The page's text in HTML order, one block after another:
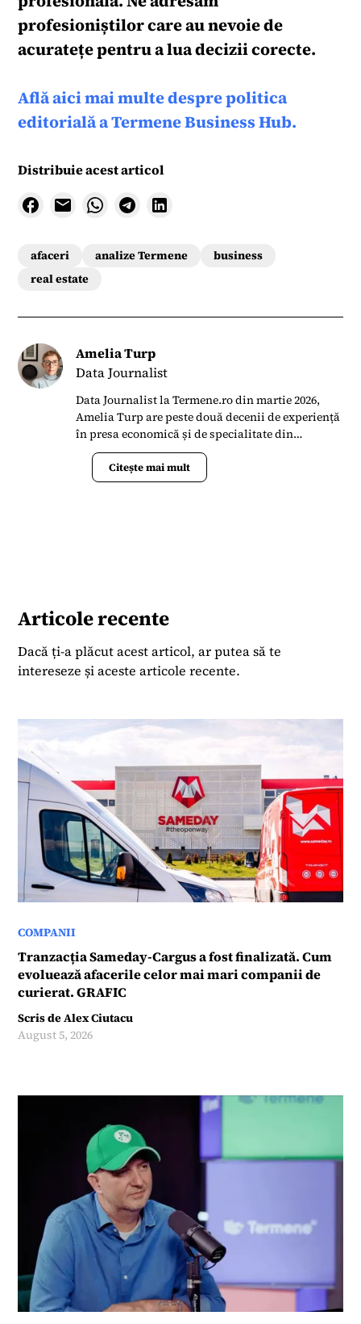
profesioniștilor care au nevoie de
acuratețe pentru a lua decizii corecte.
Află aici mai multe despre politica
editorială a Termene Business Hub.
Distribuie acest articol
afaceri analize Termene
business
real estate
Amelia Turp
Data Journalist
Data Journalist la Termene.ro din martie 2026,
Amelia Turp are peste două decenii de experiență
în presa economică și de specialitate din
România. Din 2022 până în 2026 a colaborat cu
Forbes România, unde a scris articole și analize
despre piața imobiliară, construcții, farma și
început în anii ’90, lucrând pentru publicații
Media Group (Business Review), iar ulterior a
colaborat cu publicații internaționale, inclusiv
Group.
Citește mai mult
Articole recente
Dacă ți-a plăcut acest articol, ar putea să te
intereseze și aceste articole recente.
COMPANII
Tranzacția Sameday-Cargus a fost finalizată. Cum
evoluează afacerile celor mai mari companii de
curierat. GRAFIC
Scris deAlex Ciutacu
August 5, 2026